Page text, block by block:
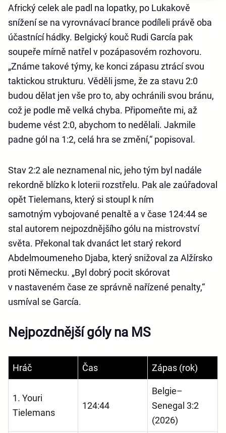
Africký celek ale padl na lopatky, po Lukakově
snížení se na vyrovnávací brance podíleli právě oba
účastnící hádky. Belgický kouč Rudi García pak
soupeře mírně natřel v pozápasovém rozhovoru.
„Známe takové týmy, ke konci zápasu ztrácí svou
taktickou strukturu. Věděli jsme, že za stavu 2:0
budou dělat jen vše pro to, aby ochránili svou bránu,
což je podle mě velká chyba. Připomeňte mi, až
budeme vést 2:0, abychom to nedělali. Jakmile
padne gól na 1:2, celá hra se změní,“ popisoval.
Stav 2:2 ale neznamenal nic, jeho tým byl nadále
rekordně blízko k loterii rozstřelu. Pak ale zaúřadoval
opět Tielemans, který si stoupl k ním
samotným vybojované penaltě a v čase 124:44 se
stal autorem nejpozdnějšího gólu na mistrovství
světa. Překonal tak dvanáct let starý rekord
Abdelmoumeneho Djaba, který snižoval za Alžírsko
proti Německu. „Byl dobrý pocit skórovat
v nastaveném čase ze správně nařízené penalty,“
usmíval se García.
Nejpozdnější góly na MS
Hráč Čas Zápas (rok)
1. Youri
Tielemans
124:44
Belgie–
Senegal 3:2
(2026)